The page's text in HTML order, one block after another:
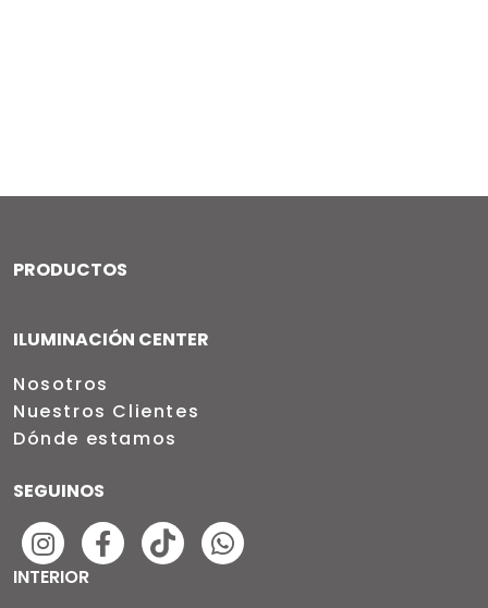
PRODUCTOS
ILUMINACIÓN CENTER
Nosotros
Nuestros Clientes
Dónde estamos
SEGUINOS
INTERIOR